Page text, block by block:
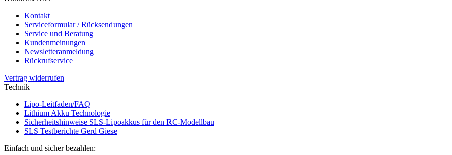
Kontakt
Serviceformular / Rücksendungen
Service und Beratung
Kundenmeinungen
Newsletteranmeldung
Rückrufservice
Vertrag widerrufen
Technik
Lipo-Leitfaden/FAQ
Lithium Akku Technologie
Sicherheitshinweise SLS-Lipoakkus für den RC-Modellbau
SLS Testberichte Gerd Giese
Einfach und sicher bezahlen: